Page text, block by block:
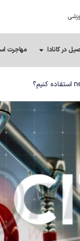
در کانادا مهاجرت